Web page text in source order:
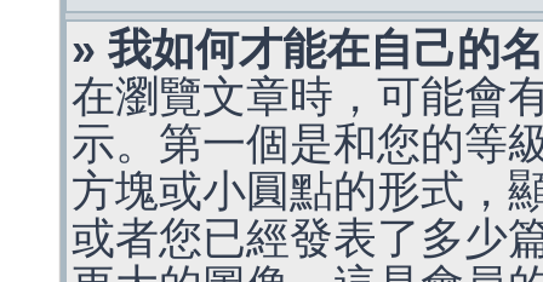
» 我如何才能在自己的
在瀏覽文章時，可能會
示。第一個是和您的等
方塊或小圓點的形式，
或者您已經發表了多少